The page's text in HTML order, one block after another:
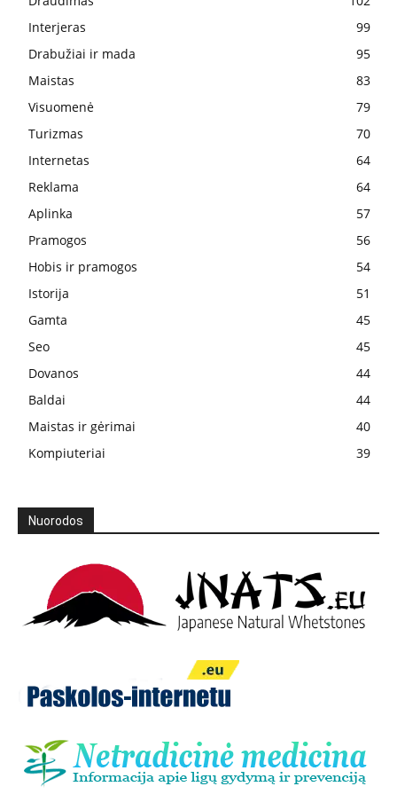
Interjeras
99
Drabužiai ir mada
95
Maistas
83
Visuomenė
79
Turizmas
70
Internetas
64
Reklama
64
Aplinka
57
Pramogos
56
Hobis ir pramogos
54
Istorija
51
Gamta
45
Seo
45
Dovanos
44
Baldai
44
Maistas ir gėrimai
40
Kompiuteriai
39
Nuorodos